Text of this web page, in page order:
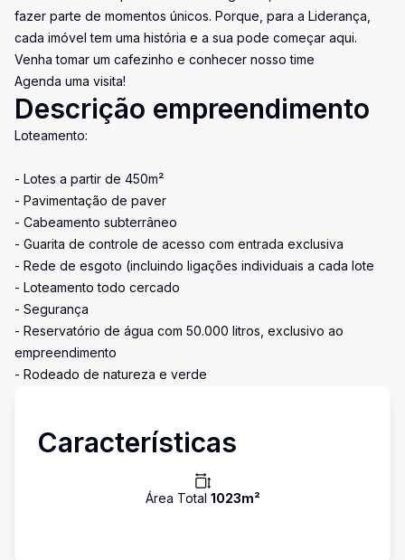
fazer parte de momentos únicos. Porque, para a Liderança,
cada imóvel tem uma história e a sua pode começar aqui.
Venha tomar um cafezinho e conhecer nosso time
Agenda uma visita!
Descrição empreendimento
Loteamento:
- Lotes a partir de 450m²
- Pavimentação de paver
- Cabeamento subterrâneo
- Guarita de controle de acesso com entrada exclusiva
- Rede de esgoto (incluindo ligações individuais a cada lote
- Loteamento todo cercado
- Segurança
- Reservatório de água com 50.000 litros, exclusivo ao
empreendimento
- Rodeado de natureza e verde
Características
Área Total 1023m²